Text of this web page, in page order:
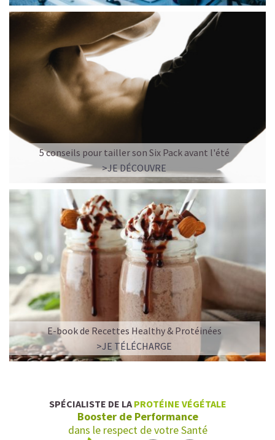
5 conseils pour tailler son Six Pack avant l'été
>JE DÉCOUVRE
E-book de Recettes Healthy & Protéinées
>JE TÉLÉCHARGE
SPÉCIALISTE DE LA PROTÉINE VÉGÉTALE
Booster de Performance
dans le respect de votre Santé